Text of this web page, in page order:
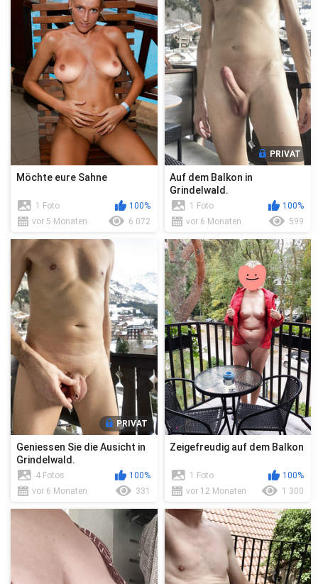
Möchte eure Sahne
1 Foto
100%
vor 5 Monaten
6 072
PRIVAT
Auf dem Balkon in
Grindelwald.
1 Foto
100%
vor 6 Monaten
599
PRIVAT
Geniessen Sie die Ausicht in
Grindelwald.
4 Fotos
100%
vor 6 Monaten
331
Zeigefreudig auf dem Balkon
1 Foto
100%
vor 12 Monaten
1 300